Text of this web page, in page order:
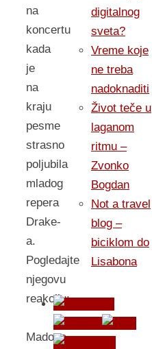
na
koncertu
kada
je
na
kraju
pesme
strasno
poljubila
mladog
repera
Drake-
a.
Pogledajte
njegovu
reakciju:
Madona
digitalnog
sveta?
Vreme koje
ne treba
nadoknaditi
Život teče u
laganom
ritmu –
Zvonko
Bogdan
Not a travel
blog –
biciklom do
Lisabona